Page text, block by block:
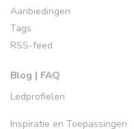
Aanbiedingen
Tags
RSS-feed
Blog | FAQ
Ledprofielen
Inspiratie en Toepassingen